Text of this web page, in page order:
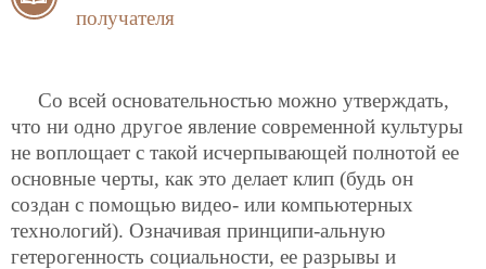
получателя
Со всей основательностью можно утверждать,
что ни одно другое явление современной культуры
не воплощает с такой исчерпывающей полнотой ее
основные черты, как это делает клип (будь он
создан с помощью видео- или компьютерных
технологий). Означивая принципи-альную
гетерогенность социальности, ее разрывы и